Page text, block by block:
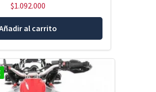
$1.092.000
al carrito